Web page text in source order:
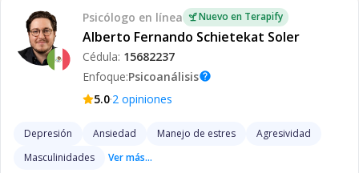
Psicólogo en línea Nuevo en Terapify
Alberto Fernando Schietekat Soler
Cédula: 15682237
Enfoque:Psicoanálisishelp
5.0·2 opiniones
Depresión Ansiedad Manejo de estres
Agresividad
Masculinidades
Ver más...